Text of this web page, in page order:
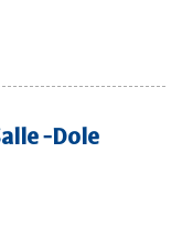
-Dole